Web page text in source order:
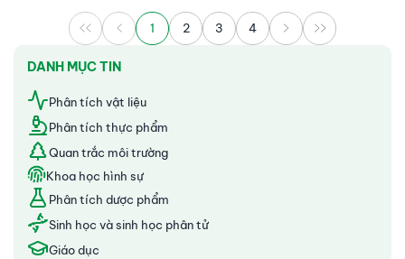
1 2 3 4
DANH MỤC TIN
Phân tích vật liệu
Phân tích thực phẩm
Quan trắc môi trường
Khoa học hình sự
Phân tích dược phẩm
Sinh học và sinh học phân tử
Giáo dục